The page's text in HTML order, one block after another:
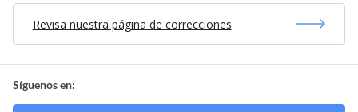
Revisa nuestra página de correcciones
Síguenos en: